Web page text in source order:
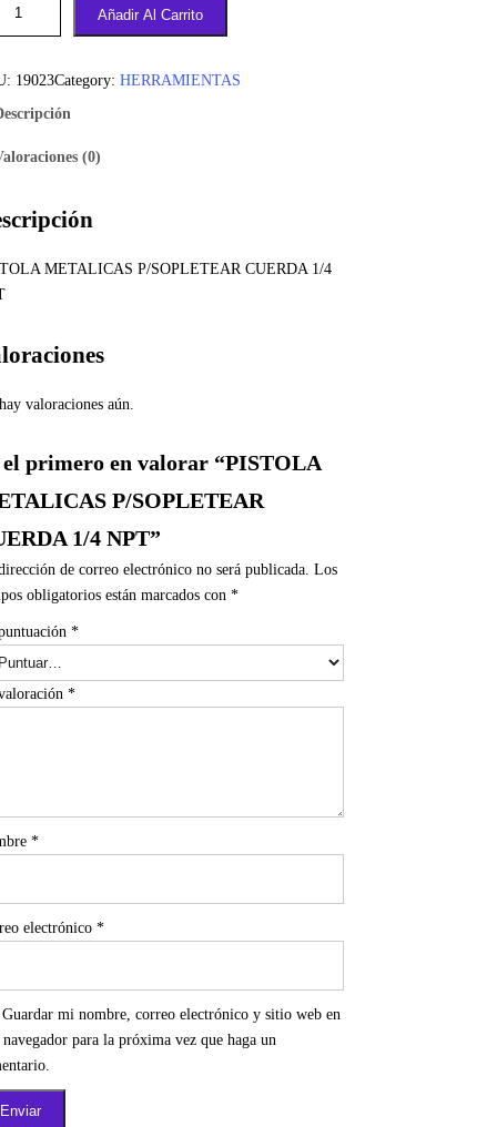
Añadir Al Carrito
19023Category: HERRAMIENTAS
(0)
METALICAS P/SOPLETEAR CUERDA 1/4
valoraciones aún.
el primero en valorar “PISTOLA
P/SOPLETEAR
1/4 NPT”
de correo electrónico no será publicada. Los
obligatorios están marcados con *
*
*
*
electrónico *
Guardar mi nombre, correo electrónico y sitio web en
navegador para la próxima vez que haga un